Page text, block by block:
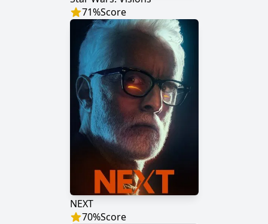
71%Score
NEXT
70%Score